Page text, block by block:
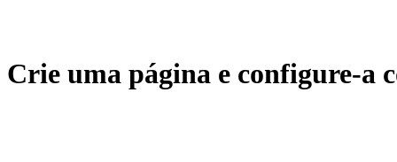
Crie uma página e configure-a